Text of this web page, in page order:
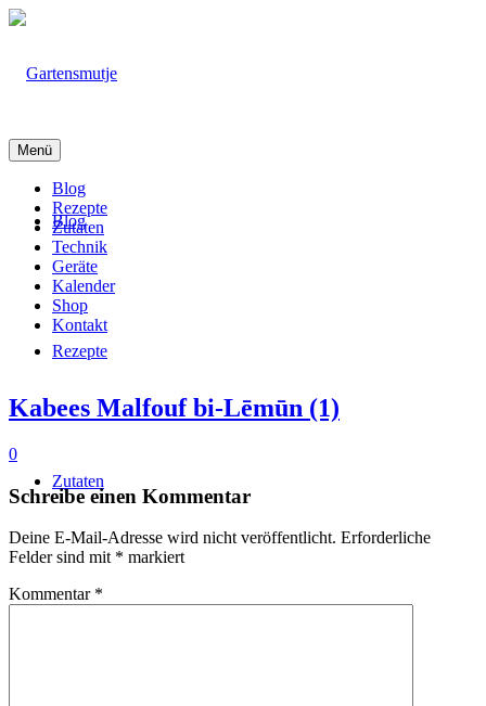
Blog
Rezepte
Zutaten
Technik
Menü
Blog
Rezepte
Zutaten
Technik
Geräte
Kalender
Shop
Kontakt
Kabees Malfouf bi-Lēmūn (1)
0
Schreibe einen Kommentar
Deine E-Mail-Adresse wird nicht veröffentlicht. Erforderliche
Felder sind mit * markiert
Kommentar *